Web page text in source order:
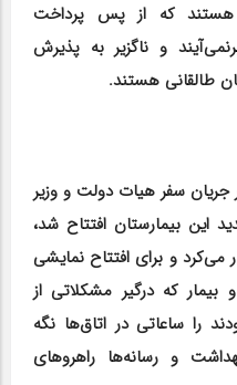
که از پس پرداخت
و ناگزیر به پذیرش
طالقانی هستند.
سفر هیات دولت و وزیر
این بیمارستان افتتاح شد،
می‌کرد و برای افتتاح نمایشی
بیمار که درگیر مشکلاتی از
را ساعاتی در اتاق‌ها نگه
و رسانه‌ها راهروهای